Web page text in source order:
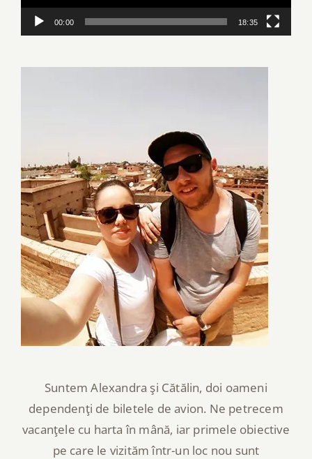
00:00 18:35
Suntem Alexandra şi Cătălin, doi oameni
dependenţi de biletele de avion. Ne petrecem
vacanţele cu harta în mână, iar primele obiective
pe care le vizităm într-un loc nou sunt